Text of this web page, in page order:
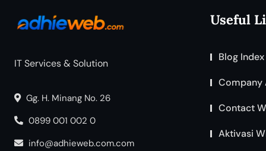
IT Services & Solution
Gg. H. Minang No. 26
0899 001 002 0
info@adhieweb.com.com
Useful
Blog Index
Company
Contact
Aktivasi